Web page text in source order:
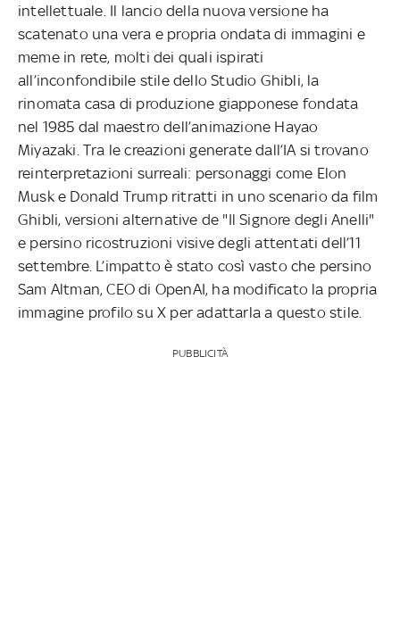
intellettuale. Il lancio della nuova versione ha
scatenato una vera e propria ondata di immagini e
meme in rete, molti dei quali ispirati
all’inconfondibile stile dello Studio Ghibli, la
rinomata casa di produzione giapponese fondata
nel 1985 dal maestro dell’animazione Hayao
Miyazaki. Tra le creazioni generate dall’IA si trovano
reinterpretazioni surreali: personaggi come Elon
Musk e Donald Trump ritratti in uno scenario da film
Ghibli, versioni alternative de "Il Signore degli Anelli"
e persino ricostruzioni visive degli attentati dell’11
settembre. L’impatto è stato così vasto che persino
Sam Altman, CEO di OpenAI, ha modificato la propria
immagine profilo su X per adattarla a questo stile.
PUBBLICITÀ